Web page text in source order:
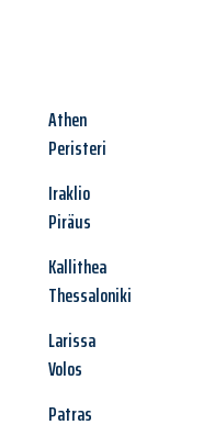
Athen
Peristeri
Iraklio
Piräus
Kallithea
Thessaloniki
Larissa
Volos
Patras